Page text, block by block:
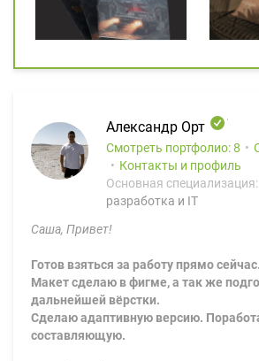
Александр Орт
Смотреть портфолио: 8
Контакты и профиль
Основная специализация:
разработка и IT
Саша, Привет!
Готов взяться за работу прямо сейчас.
Макет сделаю в фигме, а так же
дальнейшей вёрстки.
Сделаю адаптивную версию.
составляющую.